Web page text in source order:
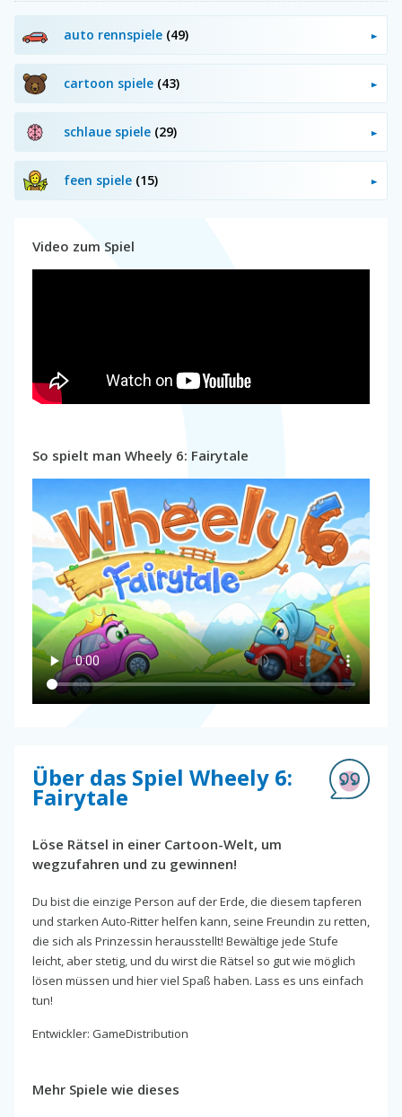
auto rennspiele (49)
cartoon spiele (43)
schlaue spiele (29)
feen spiele (15)
Video zum Spiel
So spielt man Wheely 6: Fairytale
Über das Spiel Wheely 6:
Fairytale
Löse Rätsel in einer Cartoon-Welt, um
wegzufahren und zu gewinnen!
Du bist die einzige Person auf der Erde, die diesem tapferen
und starken Auto-Ritter helfen kann, seine Freundin zu retten,
die sich als Prinzessin herausstellt! Bewältige jede Stufe
leicht, aber stetig, und du wirst die Rätsel so gut wie möglich
lösen müssen und hier viel Spaß haben. Lass es uns einfach
tun!
Entwickler: GameDistribution
Mehr Spiele wie dieses